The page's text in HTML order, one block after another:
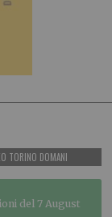
TORINO DOMANI
del 7 August